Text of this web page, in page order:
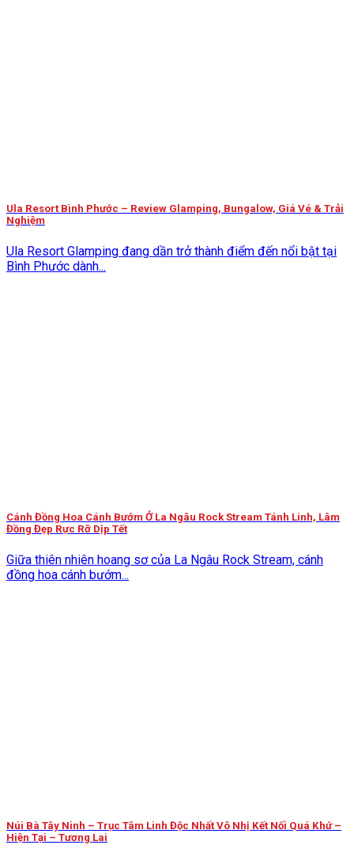
Ula Resort Bình Phước – Review Glamping, Bungalow, Giá Vé & Trải
Nghiệm
Ula Resort Glamping đang dần trở thành điểm đến nổi bật tại
Bình Phước dành...
Cánh Đồng Hoa Cánh Bướm Ở La Ngâu Rock Stream Tánh Linh, Lâm
Đồng Đẹp Rực Rỡ Dịp Tết
Giữa thiên nhiên hoang sơ của La Ngâu Rock Stream, cánh
đồng hoa cánh bướm...
Núi Bà Tây Ninh – Trục Tâm Linh Độc Nhất Vô Nhị Kết Nối Quá Khứ –
Hiện Tại – Tương Lai